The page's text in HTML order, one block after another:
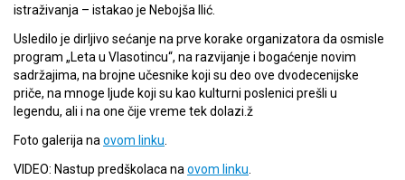
istraživanja – istakao je Nebojša Ilić.
Usledilo je dirljivo sećanje na prve korake organizatora da osmisle
program „Leta u Vlasotincu“, na razvijanje i bogaćenje novim
sadržajima, na brojne učesnike koji su deo ove dvodecenijske
priče, na mnoge ljude koji su kao kulturni poslenici prešli u
legendu, ali i na one čije vreme tek dolazi.ž
Foto galerija na ovom linku
VIDEO: Nastup predškolaca na ovom linku